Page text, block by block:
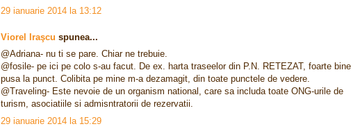
29 ianuarie 2014 la 13:12
Viorel Iraşcu spunea...
@Adriana- nu ti se pare. Chiar ne trebuie.
@fosile- pe ici pe colo s-au facut. De ex. harta traseelor din P.N. RETEZAT, foarte bine
pusa la punct. Colibita pe mine m-a dezamagit, din toate punctele de vedere.
@Traveling- Este nevoie de un organism national, care sa includa toate ONG-urile de
turism, asociatiile si admisntratorii de rezervatii.
29 ianuarie 2014 la 15:29